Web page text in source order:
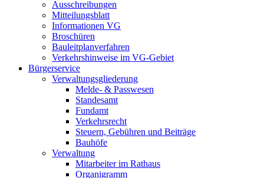
Ausschreibungen
Mitteilungsblatt
Informationen VG
Broschüren
Bauleitplanverfahren
Verkehrshinweise im VG-Gebiet
Bürgerservice
Verwaltungsgliederung
Melde- & Passwesen
Standesamt
Fundamt
Verkehrsrecht
Steuern, Gebühren und Beiträge
Bauhöfe
Verwaltung
Mitarbeiter im Rathaus
Organigramm